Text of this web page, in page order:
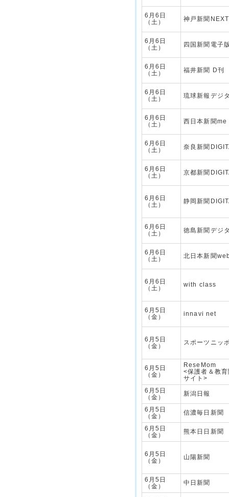
6月6日
（土）
神戸新聞NEXT
6月6日
（土）
四国新聞電子
6月6日
（土）
福井新聞 D刊
6月6日
（土）
琉球新報デジ
6月6日
（土）
西日本新聞me
6月6日
（土）
奈良新聞
6月6日
（土）
京都新聞
6月6日
（土）
静岡新聞
6月6日
（土）
徳島新聞デジ
6月6日
（土）
北日本新聞
6月6日
（土）
with class
6月5日
（金）
innavi net
6月5日
（金）
スポーツニッ
6月5日
（金）
ReseMom
<保護者＆教
サイト>
6月5日
（金）
新潟日報
6月5日
（金）
信濃毎日新聞
6月5日
（金）
熊本日日新聞
6月5日
（金）
山陽新聞
6月5日
（金）
中日新聞